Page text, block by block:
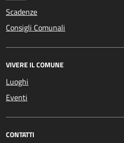
Scadenze
Consigli Comunali
VIVERE IL COMUNE
Luoghi
Eventi
CONTATTI